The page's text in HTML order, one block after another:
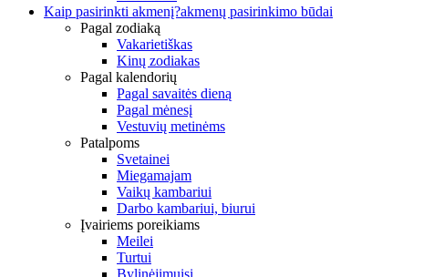
Kaip pasirinkti akmenį?akmenų pasirinkimo būdai
Pagal zodiaką
Vakarietiškas
Kinų zodiakas
Pagal kalendorių
Pagal savaitės dieną
Pagal mėnesį
Vestuvių metinėms
Patalpoms
Svetainei
Miegamajam
Vaikų kambariui
Darbo kambariui, biurui
Įvairiems poreikiams
Meilei
Turtui
Bylinėjimuisi